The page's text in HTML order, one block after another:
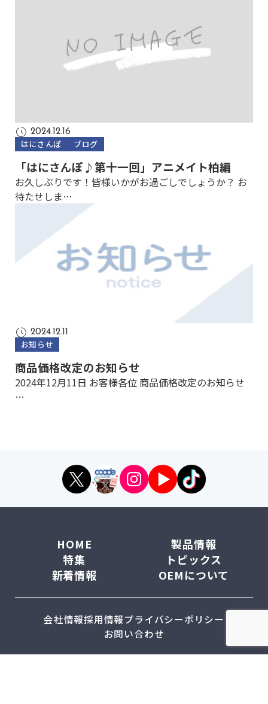
2024.12.16
はにさんぽ ブログ
「はにさんぽ♪第十一回」アニメイト柏編
お久しぶりです！皆様いかがお過ごしでしょうか？ お
待たせしま…
2024.12.11
お知らせ
商品価格改定のお知らせ
2024年12月11日 お客様各位 商品価格改定のお知らせ
…
HOME
製品情報
特集
トピックス
新着情報
OEMについて
会社情報採用情報プライバシーポリシー
お問い合わせ